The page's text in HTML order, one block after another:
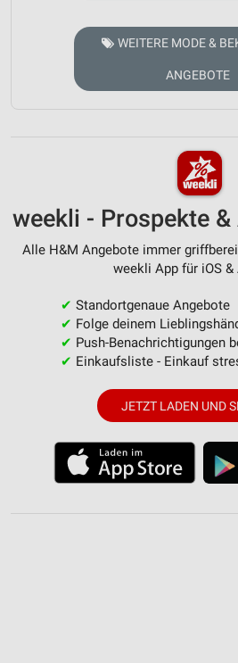
WEITERE MODE &
ANGEBOTE
weekli - Prospekte &
Alle H&M Angebote immer
weekli App für iOS &
✔ Standortgenaue Angebote
✔ Folge deinem
✔ Push-Benachrichtigungen
✔ Einkaufsliste - Einkauf
JETZT LADEN UND